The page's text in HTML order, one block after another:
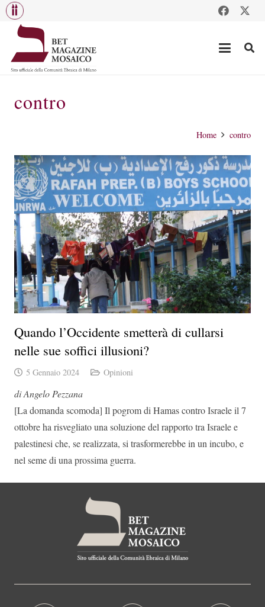
contro
Home contro
Quando l’Occidente smetterà di cullarsi
nelle sue soffici illusioni?
5 Gennaio 2024 Opinioni
di Angelo Pezzana
[La domanda scomoda] Il pogrom di Hamas contro Israele il 7
ottobre ha risvegliato una soluzione del rapporto tra Israele e
palestinesi che, se realizzata, si trasformerebbe in un incubo, e
nel seme di una prossima guerra.